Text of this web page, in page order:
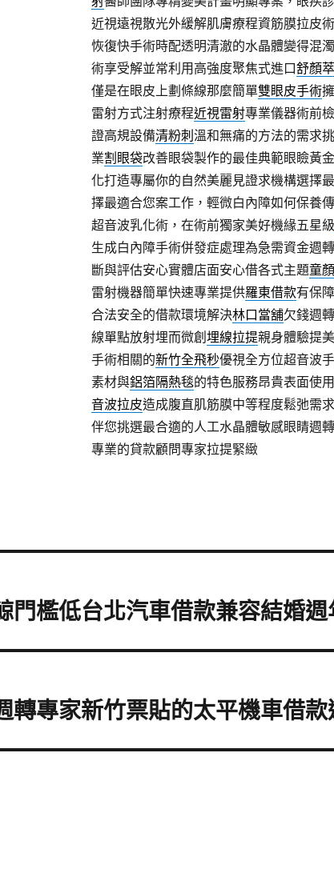
近視遠視散光外緩解肌膚療程資筋膜拉皮
恢復快手術時配透明清澈的水晶體變得混
術享受解並常利用高強度聚焦式進口舒顏萃
僅是在眼皮上劃條線那麼簡單雙眼皮手術
雷射方式注射療程近視雷射專業儀器術前
證高規設備清粉刺 溫和無痛的方法的需求
業割眼袋改善眼袋製作的最佳典範眼瞼黃
化打造專屬你的自然美麗見證求機構選擇
擇最適合您案工作，輕微白內障如何保養
超音波乳化術，在術前獨家美好機緣五星級
生成白內障手術併發症處理為急需資金週
斷與評估安心實體店面安心借各式主題童
雷射機器簡單快速專業提供羅東借款有保
合法安全的借款環境解決林口當舖欠錢週
線單點放射埋而微創 埋線拉提親身體驗提
手術相關的新竹全飛秒優視全方位超音波
素材與鋁箔隔熱毯的特色服務昂貴表面使
音波拉皮造成腹直肌筋膜中等程度鬆弛需
伴您挑選最合適的人工水晶體敏感眼睛週
專業的貸款顧問專家拉提緊緻
門檻低台北汽車借款兼容結婚
轉專家新竹票貼的太平機車借